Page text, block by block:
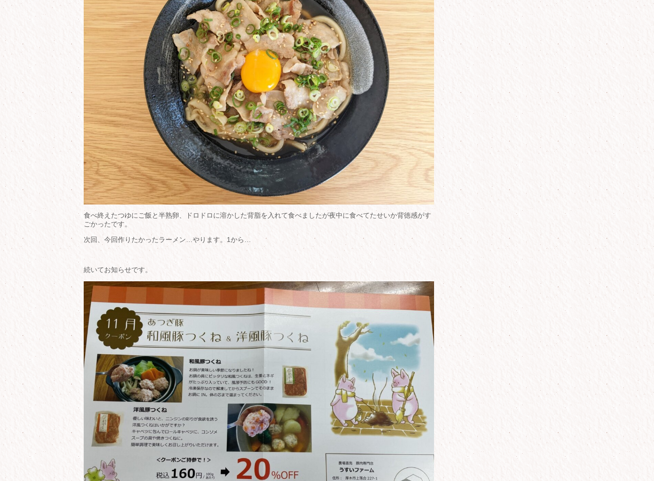
食べ終えたつゆにご飯と半熟卵、ドロドロに溶かした背脂を入れて食べましたが夜中に食べてたせいか背徳感がす
ごかったです。
次回、今回作りたかったラーメン…やります。1から…
続いてお知らせです。